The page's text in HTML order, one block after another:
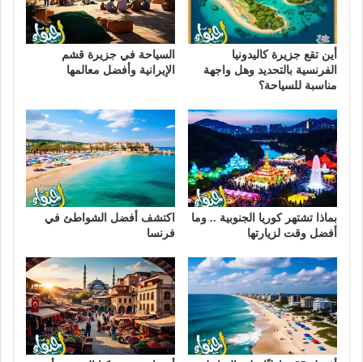
أين تقع جزيرة كاليدونيا
الفرنسية بالتحديد وهل واجهة
مناسبة للسياحة؟
السياحة في جزيرة قشم
الإيرانية وأفضل معالمها
بماذا تشتهر كوريا الجنوبية .. وما
أفضل وقت لزيارتها
اكتشف أفضل الشواطئ في
فرنسا